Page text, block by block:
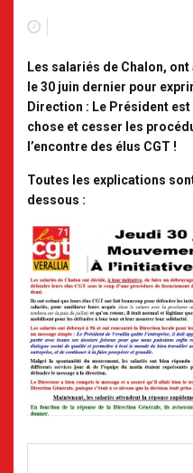
Les salariés de Chalon,
le 30 juin dernier pour
Direction : Le Président
chose et cesser les
l’encontre des élus CGT !
Toutes les explications
dessous :